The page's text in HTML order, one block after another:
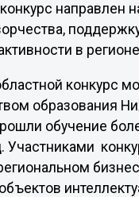
в
образования
обучение
Участниками